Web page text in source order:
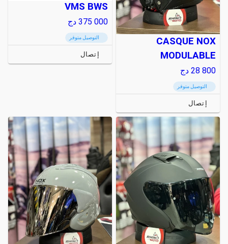
CASQUE NOX
MODULABLE
28 800 دج
التوصيل متوفر
إتصال
VMS BWS
375 000 دج
التوصيل متوفر
إتصال